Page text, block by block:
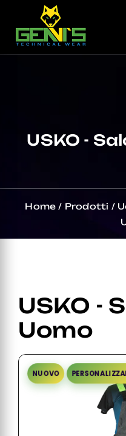
USKO -
Home / Prodotti /
USKO -
Uomo
NUOVO